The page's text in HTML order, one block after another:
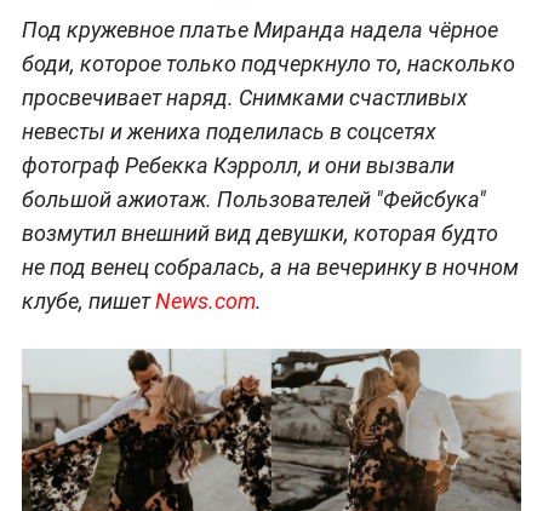
Под кружевное платье Миранда надела чёрное
боди, которое только подчеркнуло то, насколько
просвечивает наряд. Снимками счастливых
невесты и жениха поделилась в соцсетях
фотограф Ребекка Кэрролл, и они вызвали
большой ажиотаж. Пользователей "Фейсбука"
возмутил внешний вид девушки, которая будто
не под венец собралась, а на вечеринку в ночном
клубе, пишетNews.com.